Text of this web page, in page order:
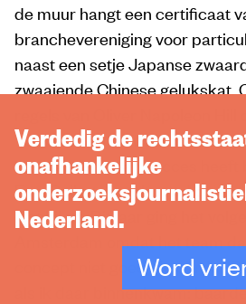
de muur hangt een certificaat
branchevereniging voor
naast een setje Japanse
zwaaiende Chinese gelukskat.
Volgens Van de Walle38is hij
het algoritme van succes heeft
EuroCollege is gebouwd op
legt hij uit. Dit jaar ging het
Amsterdam omdat het team
concept niet goed uitvoerde.
als ik daar binnenkwam:
Verdedig de
onafhankelijke
Nederland.
Word